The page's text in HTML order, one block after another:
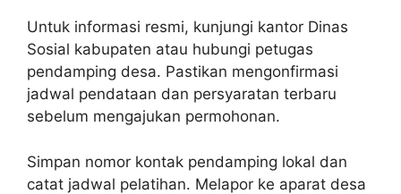
Untuk informasi resmi, kunjungi kantor Dinas
Sosial kabupaten atau hubungi petugas
pendamping desa. Pastikan mengonfirmasi
jadwal pendataan dan persyaratan terbaru
sebelum mengajukan permohonan.
Simpan nomor kontak pendamping lokal dan
catat jadwal pelatihan. Melapor ke aparat desa